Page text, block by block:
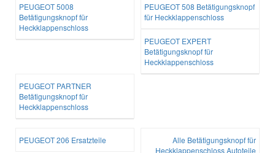
PEUGEOT 5008
Betätigungsknopf für
Heckklappenschloss
PEUGEOT 508 Betätigungsknopf
für Heckklappenschloss
PEUGEOT EXPERT
Betätigungsknopf für
Heckklappenschloss
PEUGEOT PARTNER
Betätigungsknopf für
Heckklappenschloss
PEUGEOT 206 Ersatzteile
Alle Betätigungsknopf für
Heckklappenschloss Autoteile